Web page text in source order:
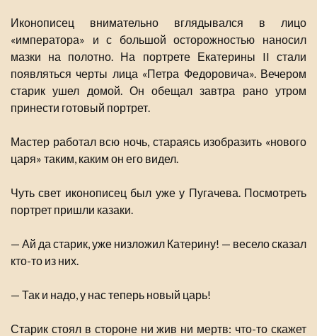
Иконописец внимательно вглядывался в лицо
«императора» и с большой осторожностью наносил
мазки на полотно. На портрете Екатерины II стали
появляться черты лица «Петра Федоровича». Вечером
старик ушел домой. Он обещал завтра рано утром
принести готовый портрет.
Мастер работал всю ночь, стараясь изобразить «нового
царя» таким, каким он его видел.
Чуть свет иконописец был уже у Пугачева. Посмотреть
портрет пришли казаки.
— Ай да старик, уже низложил Катерину! — весело сказал
кто-то из них.
— Так и надо, у нас теперь новый царь!
Старик стоял в стороне ни жив ни мертв: что-то скажет